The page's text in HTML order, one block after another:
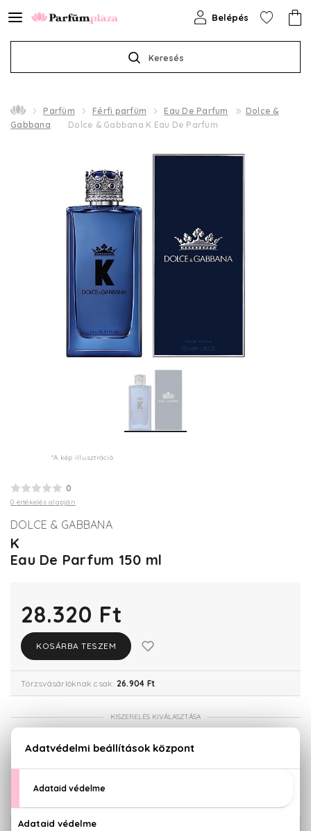
Keresés
Belépés
Parfüm Férfi parfüm Eau De Parfum
Dolce &
Gabbana
Dolce & Gabbana K Eau De Parfum
*A kép illusztráció
0
0 értékelés alapján
DOLCE & GABBANA
K
Eau De Parfum 150 ml
28.320 Ft
KOSÁRBA TESZEM
Törzsvásárlóknak csak: 26.904 Ft
KISZERELÉS KIVÁLASZTÁSA
150 ml